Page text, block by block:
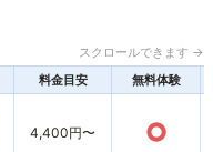
スクロールできます →
料金目安 無料体験
4,400円〜 ○